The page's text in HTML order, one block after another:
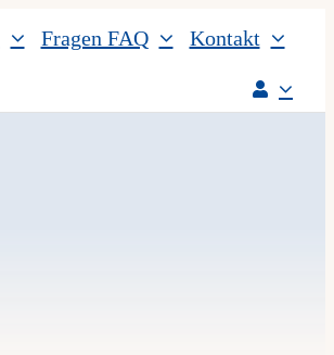
Fragen FAQ Kontakt